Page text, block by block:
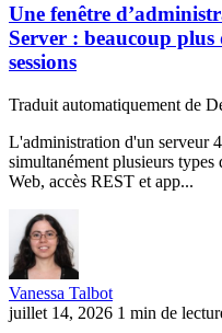
Une fenêtre
Server : beaucoup
sessions
Traduit automatiquement de
L'administration d'un serveur
simultanément plusieurs types
Web, accès REST et app...
Vanessa Talbot
juillet 14, 2026 1 min de